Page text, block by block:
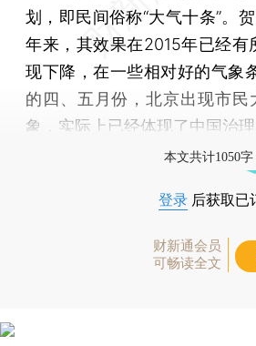
划，即民间俗称“大气十条”。
年来，其效果在2015年已经
现下降，在一些相对好的气象
的四、五月份，北京出现市民
象，实际上已经体现了中国治理
本文共计1050
登录 后获取已
财新通会员
可畅读全文